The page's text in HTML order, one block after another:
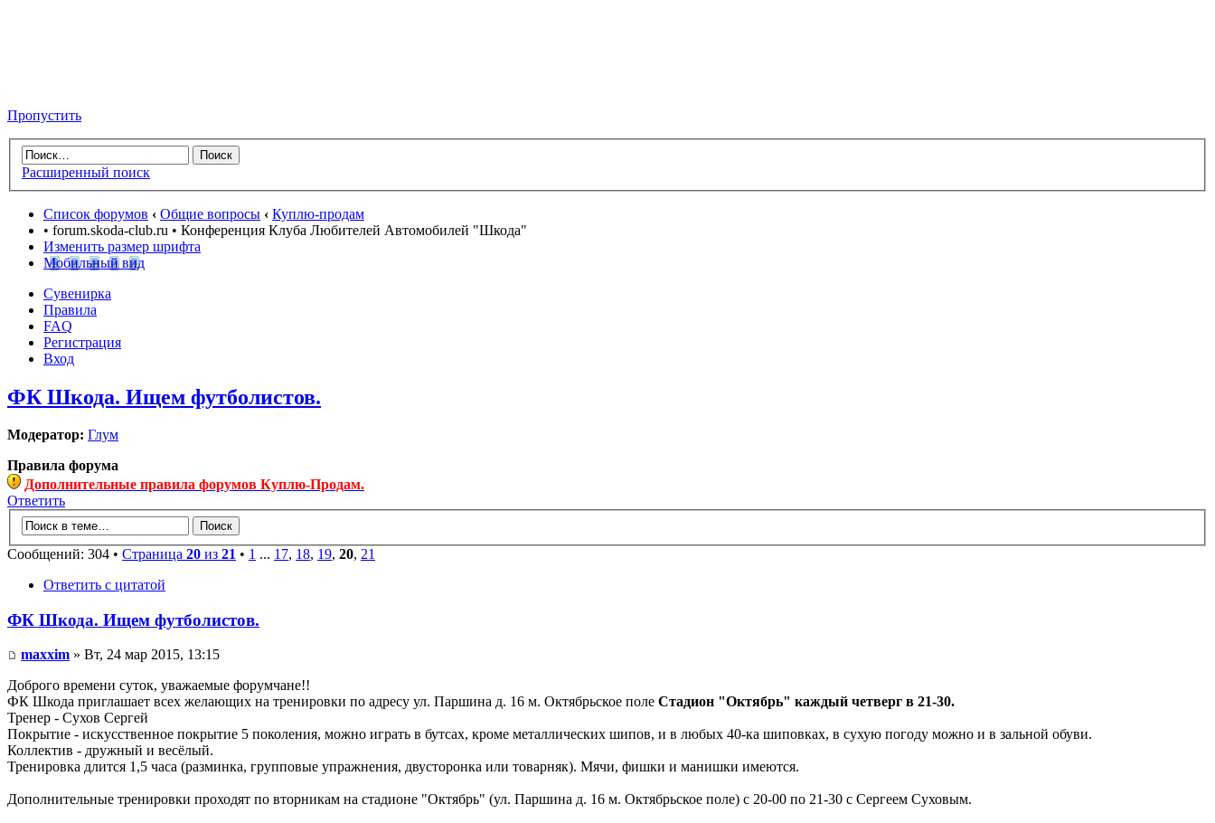
Пропустить
Расширенный поиск
Список форумов ‹ Общие вопросы ‹ Куплю-продам
• forum.skoda-club.ru • Конференция Клуба Любителей Автомобилей "Шкода"
Изменить размер шрифта
Мобильный вид
Сувенирка
Правила
FAQ
Регистрация
Вход
ФК Шкода. Ищем футболистов.
Модератор: Глум
Правила форума
Дополнительные правила форумов Куплю-Продам.
Ответить
Сообщений: 304 • Страница 20 из 21 • 1 ... 17, 18, 19, 20, 21
Ответить с цитатой
ФК Шкода. Ищем футболистов.
maxxim » Вт, 24 мар 2015, 13:15
Доброго времени суток, уважаемые форумчане!!
ФК Шкода приглашает всех желающих на тренировки по адресу ул. Паршина д. 16 м. Октябрьское поле Cтадион "Октябрь" каждый четверг в 21-30.
Тренер - Сухов Сергей
Покрытие - искусственное покрытие 5 поколения, можно играть в бутсах, кроме металлических шипов, и в любых 40-ка шиповках, в сухую погоду можно и в зальной обуви.
Коллектив - дружный и весёлый.
Тренировка длится 1,5 часа (разминка, групповые упражнения, двусторонка или товарняк). Мячи, фишки и манишки имеются.
Дополнительные тренировки проходят по вторникам на стадионе "Октябрь" (ул. Паршина д. 16 м. Октябрьское поле) с 20-00 по 21-30 с Сергеем Суховым.